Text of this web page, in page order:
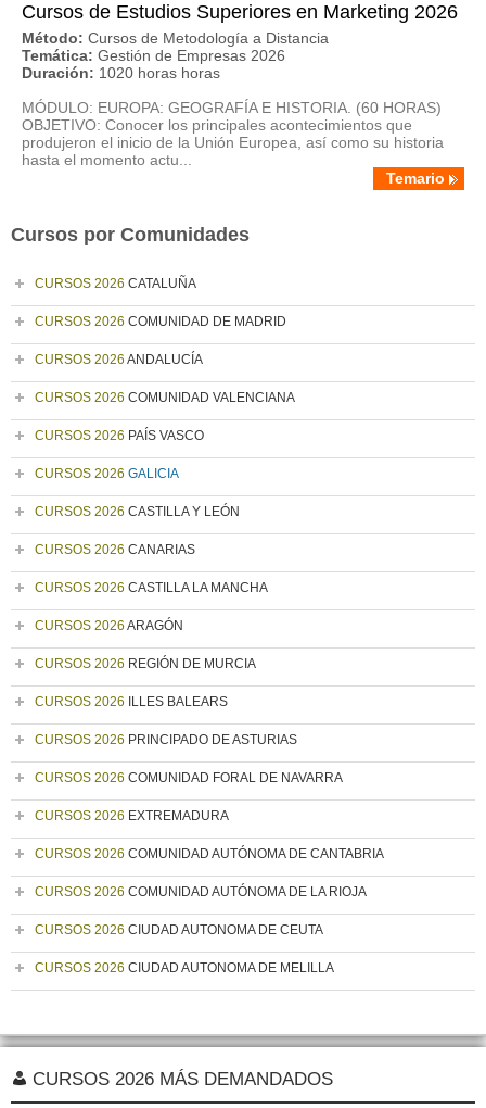
Cursos de Estudios Superiores en Marketing 2026
Método: Cursos de Metodología a Distancia
Temática: Gestión de Empresas 2026
Duración: 1020 horas horas
MÓDULO: EUROPA: GEOGRAFÍA E HISTORIA. (60 HORAS)
OBJETIVO: Conocer los principales acontecimientos que
produjeron el inicio de la Unión Europea, así como su historia
hasta el momento actu...
Temario
Cursos por Comunidades
CURSOS 2026 CATALUÑA
CURSOS 2026 COMUNIDAD DE MADRID
CURSOS 2026 ANDALUCÍA
CURSOS 2026 COMUNIDAD VALENCIANA
CURSOS 2026 PAÍS VASCO
CURSOS 2026 GALICIA
CURSOS 2026 CASTILLA Y LEÓN
CURSOS 2026 CANARIAS
CURSOS 2026 CASTILLA LA MANCHA
CURSOS 2026 ARAGÓN
CURSOS 2026 REGIÓN DE MURCIA
CURSOS 2026 ILLES BALEARS
CURSOS 2026 PRINCIPADO DE ASTURIAS
CURSOS 2026 COMUNIDAD FORAL DE NAVARRA
CURSOS 2026 EXTREMADURA
CURSOS 2026 COMUNIDAD AUTÓNOMA DE CANTABRIA
CURSOS 2026 COMUNIDAD AUTÓNOMA DE LA RIOJA
CURSOS 2026 CIUDAD AUTONOMA DE CEUTA
CURSOS 2026 CIUDAD AUTONOMA DE MELILLA
CURSOS 2026 MÁS DEMANDADOS